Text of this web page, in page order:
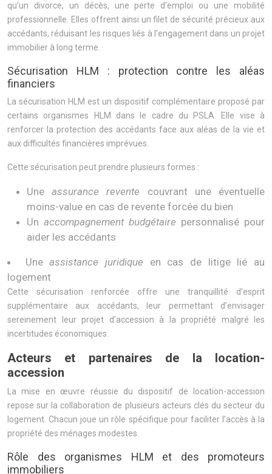
qu’un divorce, un décès, une perte d’emploi ou une mobilité
professionnelle. Elles offrent ainsi un filet de sécurité précieux aux
accédants, réduisant les risques liés à l’engagement dans un projet
immobilier à long terme.
Sécurisation HLM : protection contre les aléas
financiers
La sécurisation HLM est un dispositif complémentaire proposé par
certains organismes HLM dans le cadre du PSLA. Elle vise à
renforcer la protection des accédants face aux aléas de la vie et
aux difficultés financières imprévues.
Cette sécurisation peut prendre plusieurs formes :
Uneassurance revente couvrant une éventuelle
moins-value en cas de revente forcée du bien
Un accompagnement budgétaire personnalisé pour
aider les accédants
Uneassistance juridique en cas de litige lié au
logement
Cette sécurisation renforcée offre une tranquillité d’esprit
supplémentaire aux accédants, leur permettant d’envisager
sereinement leur projet d’accession à la propriété malgré les
incertitudes économiques.
Acteurs et partenaires de la location-
accession
La mise en œuvre réussie du dispositif de location-accession
repose sur la collaboration de plusieurs acteurs clés du secteur du
logement. Chacun joue un rôle spécifique pour faciliter l’accès à la
propriété des ménages modestes.
Rôle des organismes HLM et des promoteurs
immobiliers